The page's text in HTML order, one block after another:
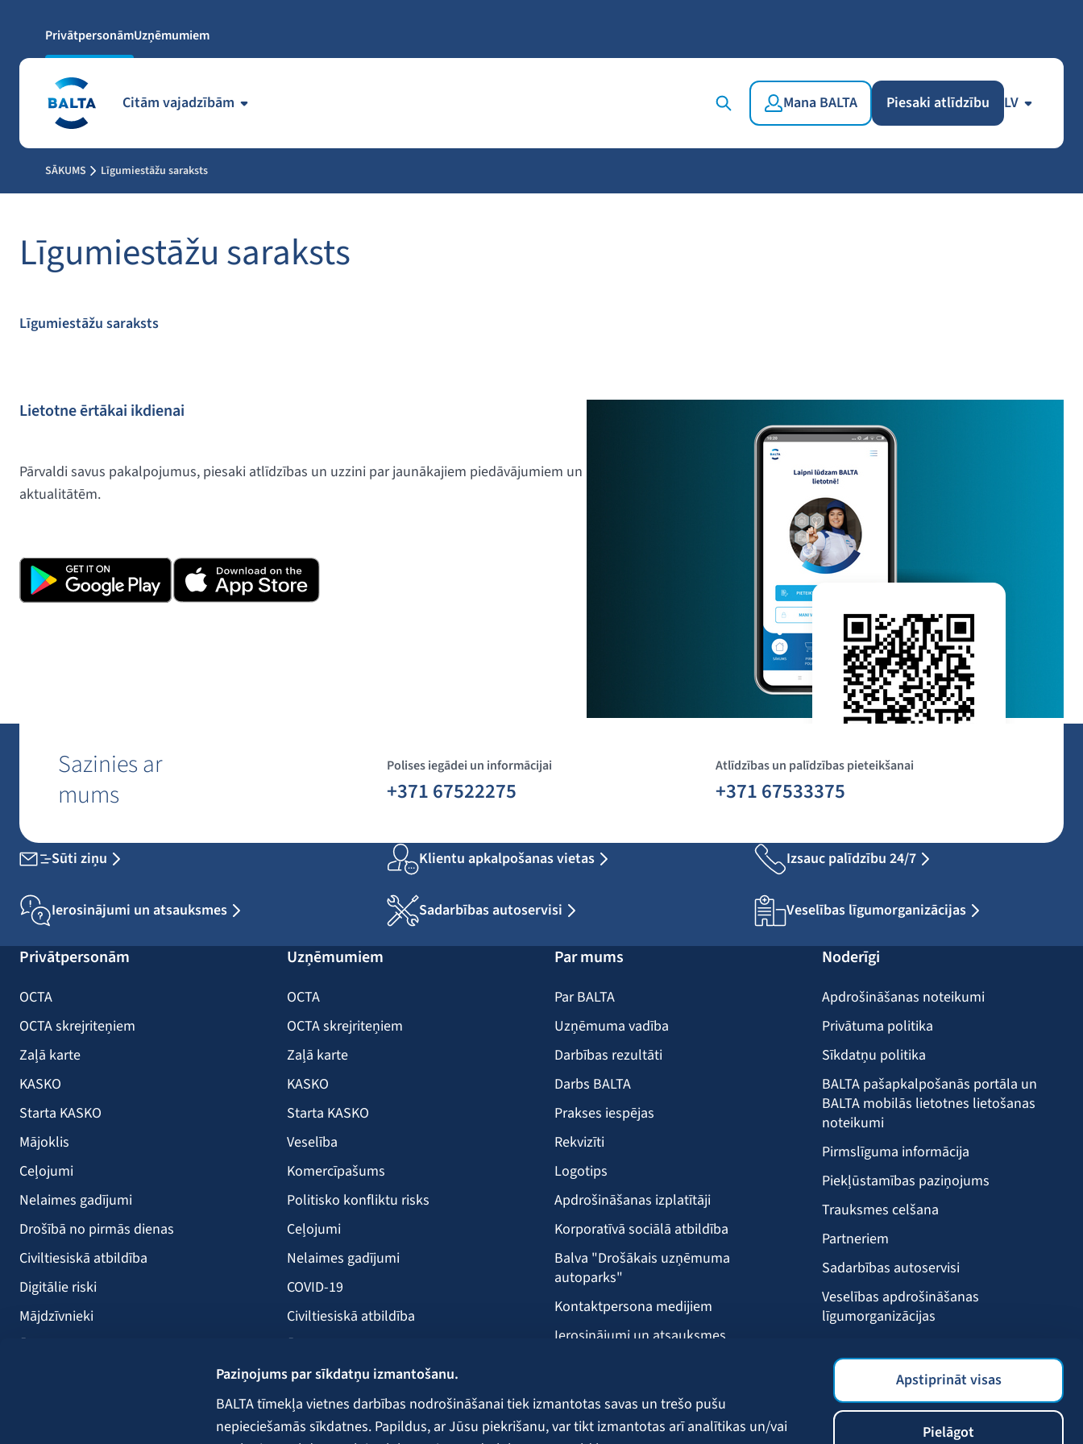
Paziņojums par sīkdatņu izmantošanu.
BALTA tīmekļa vietnes darbības nodrošināšanai tiek izmantotas savas un trešo pušu
nepieciešamās sīkdatnes. Papildus, ar Jūsu piekrišanu, var tikt izmantotas arī analītikas un/vai
Apstiprināt visas
Pielāgot
PrivātpersonāmUzņēmumiem
Citām vajadzībām Mana BALTA Piesaki atlīdzību LV
SĀKUMS Līgumiestāžu saraksts
Līgumiestāžu saraksts
Līgumiestāžu saraksts
Lietotne ērtākai ikdienai
Pārvaldi savus pakalpojumus, piesaki atlīdzības un uzzini par jaunākajiem piedāvājumiem un
aktualitātēm.
Sazinies ar
mums
Polises iegādei un informācijai
+371 67522275
Atlīdzības un palīdzības pieteikšanai
+371 67533375
Sūti ziņu Klientu apkalpošanas vietas Izsauc palīdzību 24/7
Ierosinājumi un atsauksmes Sadarbības autoservisi Veselības līgumorganizācijas
Privātpersonām
OCTA
OCTA skrejriteņiem
Zaļā karte
KASKO
Starta KASKO
Mājoklis
Ceļojumi
Nelaimes gadījumi
Drošībā no pirmās dienas
Civiltiesiskā atbildība
Digitālie riski
Mājdzīvnieki
Ērces
Uzņēmumiem
OCTA
OCTA skrejriteņiem
Zaļā karte
KASKO
Starta KASKO
Veselība
Komercīpašums
Politisko konfliktu risks
Ceļojumi
Nelaimes gadījumi
COVID-19
Civiltiesiskā atbildība
Ērces
Būvniecība
Lauksaimniecība
Kravas
Par mums
Par BALTA
Uzņēmuma vadība
Darbības rezultāti
Darbs BALTA
Prakses iespējas
Rekvizīti
Logotips
Apdrošināšanas izplatītāji
Korporatīvā sociālā atbildība
Balva "Drošākais uzņēmuma
autoparks"
Kontaktpersona medijiem
Ierosinājumi un atsauksmes
Noderīgi
Apdrošināšanas noteikumi
Privātuma politika
Sīkdatņu politika
BALTA pašapkalpošanās portāla un
BALTA mobilās lietotnes lietošanas
noteikumi
Pirmslīguma informācija
Piekļūstamības paziņojums
Trauksmes celšana
Partneriem
Sadarbības autoservisi
Veselības apdrošināšanas
līgumorganizācijas
BALTA mobilā lietotne
Klientu labumi